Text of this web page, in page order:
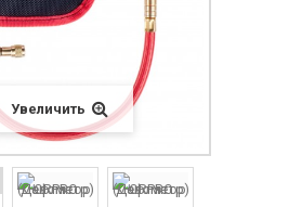
Увеличить